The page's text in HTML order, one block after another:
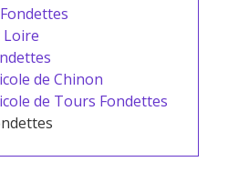
Loire
de Chinon
de Tours Fondettes